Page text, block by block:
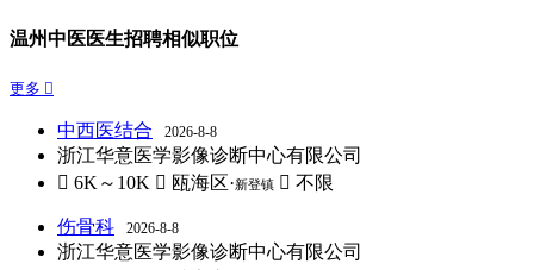
温州中医医生招聘相似职位
更多 
中西医结合 2026-8-8
浙江华意医学影像诊断中心有限公司
 6K～10K  瓯海区·新登镇  不限
伤骨科 2026-8-8
浙江华意医学影像诊断中心有限公司